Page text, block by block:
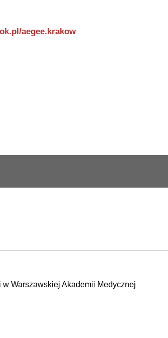
aegee.krakow
w Warszawskiej Akademii Medycznej